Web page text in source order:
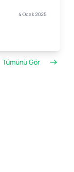
4 Ocak 2025
Tümünü Gör